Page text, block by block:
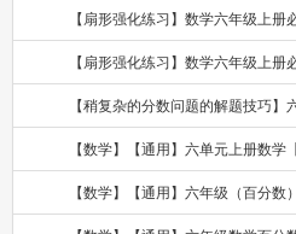
【扇形强化练习】数学六年级上
【扇形强化练习】数学六年级上
【稍复杂的分数问题的解题技巧】
【数学】【通用】六单元上册数
【数学】【通用】六年级（百分数